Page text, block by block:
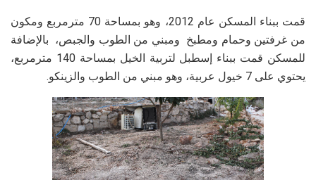
قمت ببناء المسكن عام 2012، وهو بمساحة 70 مترمربع ومكون
من غرفتين وحمام ومطبخ ومبني من الطوب والجبص، بالإضافة
للمسكن قمت ببناء إسطبل لتربية الخيل بمساحة 140 مترمربع،
يحتوي على 7 خيول عربية، وهو مبني من الطوب والزينكو.